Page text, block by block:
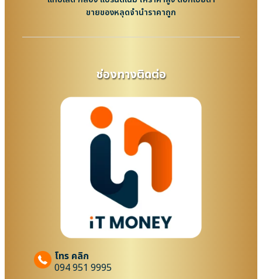
ขายของหลุดจำนำราคาถูก
ช่องทางติดต่อ
โทร คลิก
094 951 9995